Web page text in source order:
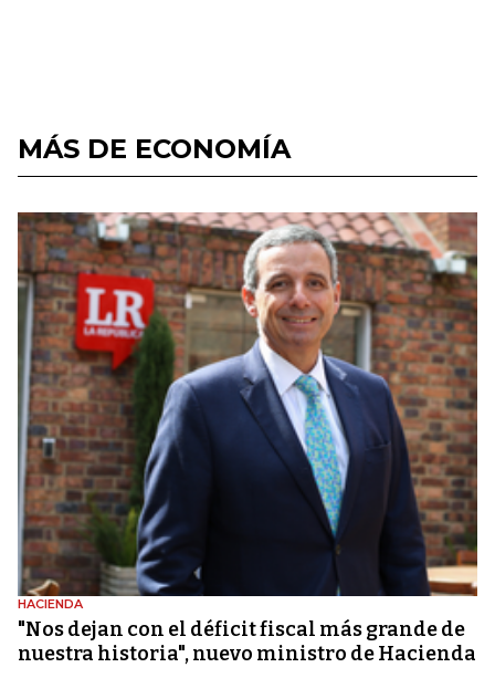
MÁS DE ECONOMÍA
HACIENDA
"Nos dejan con el déficit fiscal más grande de
nuestra historia", nuevo ministro de Hacienda